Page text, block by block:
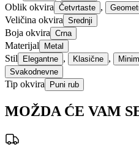
Oblik okvira Četvrtaste ,
Veličina okvira Srednji
Boja okvira Crna
Materijal Metal
Stil Elegantne , Klasične ,
Svakodnevne
Tip okvira Puni rub
MOŽDA ĆE VAM